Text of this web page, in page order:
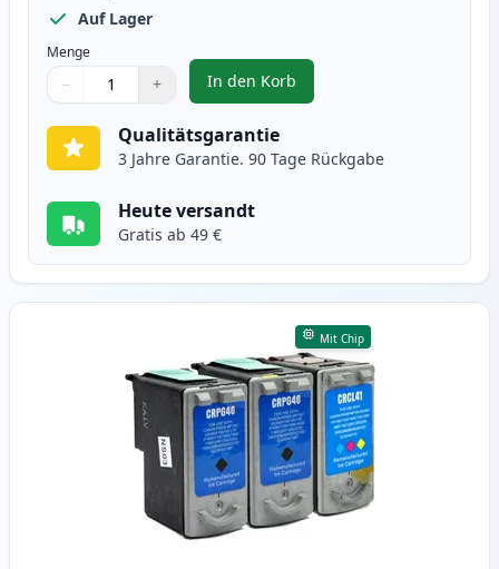
Auf Lager
Menge
Verwenden Sie die Tasten, um anzupassen
− +
1
In den Korb
, 6 stück Canon PG-40 & CL-41
Qualitätsgarantie
3 Jahre Garantie. 90 Tage Rückgabe
Heute versandt
Gratis ab 49 €
Mit Chip